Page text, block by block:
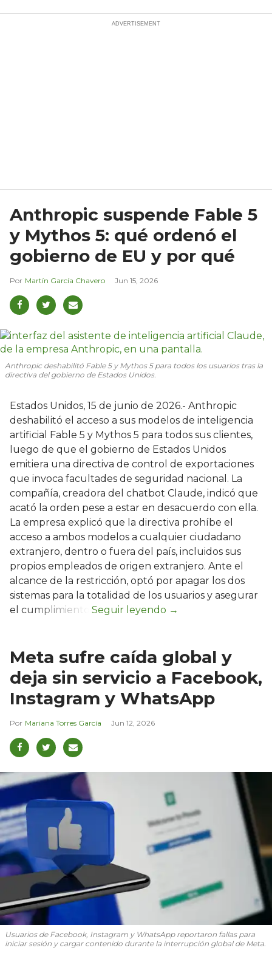
Anthropic suspende Fable 5
y Mythos 5: qué ordenó el
gobierno de EU y por qué
Martín García Chavero Jun 15, 2026
Anthropic deshabilitó Fable 5 y Mythos 5 para todos los usuarios tras la
directiva del gobierno de Estados Unidos.
Estados Unidos, 15 de junio de 2026.- Anthropic
deshabilitó el acceso a sus modelos de inteligencia
artificial Fable 5 y Mythos 5 para todos sus clientes,
luego de que el gobierno de Estados Unidos
emitiera una directiva de control de exportaciones
que invoca facultades de seguridad nacional. La
compañía, creadora del chatbot Claude, indicó que
acató la orden pese a estar en desacuerdo con ella.
La empresa explicó que la directiva prohíbe el
acceso a ambos modelos a cualquier ciudadano
extranjero, dentro o fuera del país, incluidos sus
propios empleados de origen extranjero. Ante el
alcance de la restricción, optó por apagar los dos
sistemas para la totalidad de los usuarios y asegurar
el cumplimiento.
Meta sufre caída global y
deja sin servicio a Facebook,
Instagram y WhatsApp
Mariana Torres García Jun 12, 2026
Usuarios de Facebook, Instagram y WhatsApp reportaron fallas para
iniciar sesión y cargar contenido durante la interrupción global de Meta.